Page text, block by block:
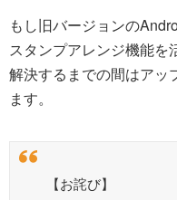
もし旧バージョンの
スタンプアレンジ機能を
解決するまでの間はアッ
ます。
【お詫び】